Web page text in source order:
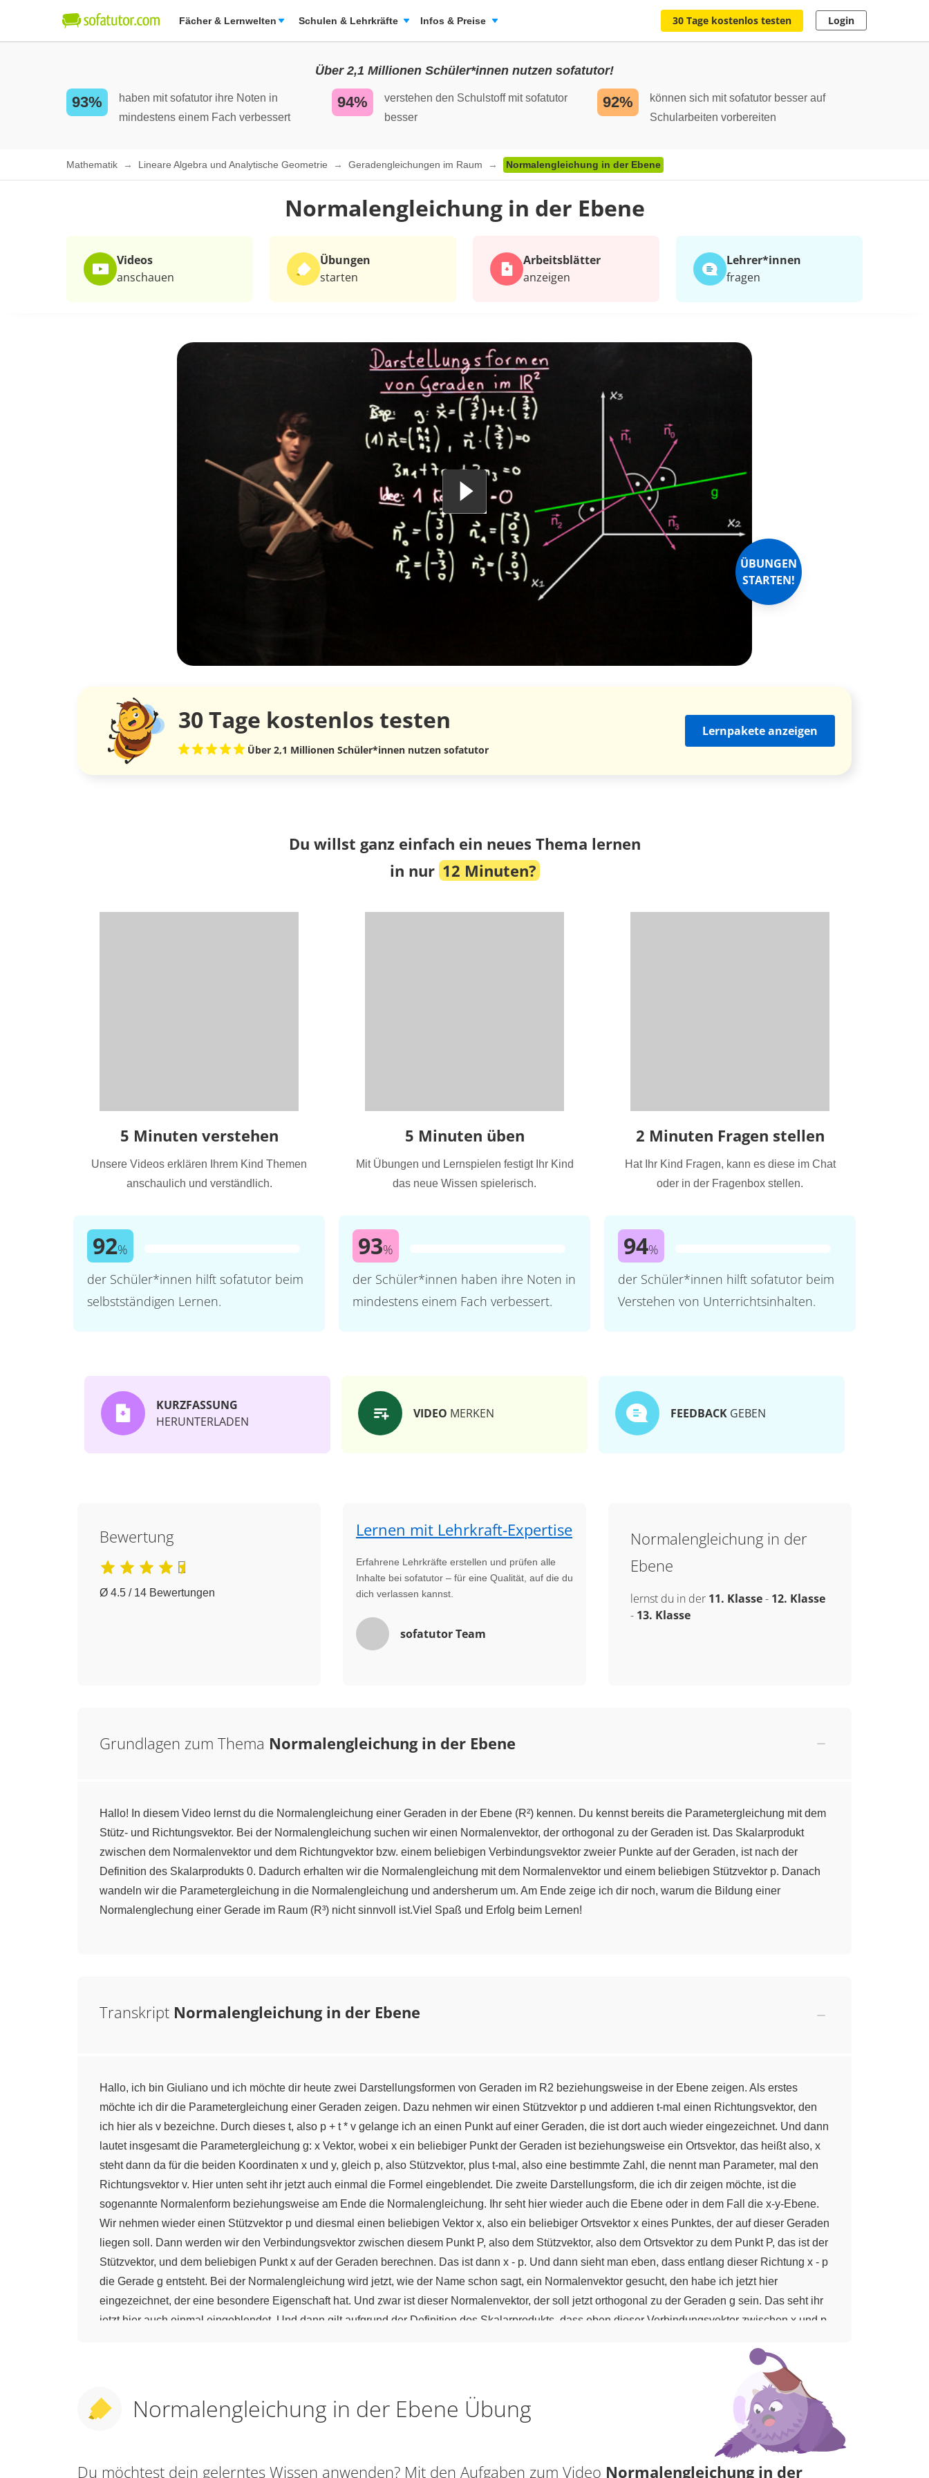
Fächer & Lernwelten Schulen & Lehrkräfte Infos & Preise 30 Tage kostenlos testen Login
Über 2,1 Millionen Schüler*innen nutzen sofatutor!
93%
haben mit sofatutor ihre Noten in
mindestens einem Fach verbessert
94%
verstehen den Schulstoff mit sofatutor
besser
92%
können sich mit sofatutor besser auf
Schularbeiten vorbereiten
Mathematik Lineare Algebra und Analytische Geometrie Geradengleichungen im Raum Normalengleichung in der Ebene
Normalengleichung in der Ebene
Videos
anschauen
Übungen
starten
Arbeits­blätter
anzeigen
Lehrer*​innen
fragen
ÜBUNGEN
STARTEN!
30 Tage kostenlos testen
Über 2,1 Millionen Schüler*innen nutzen sofatutor
Lernpakete anzeigen
Du willst ganz einfach ein neues Thema lernen
in nur 12 Minuten?
5 Minuten verstehen
Unsere Videos erklären Ihrem Kind Themen
anschaulich und verständlich.
92%
der Schüler*innen hilft sofatutor beim
selbstständigen Lernen.
5 Minuten üben
Mit Übungen und Lernspielen festigt Ihr Kind
das neue Wissen spielerisch.
93%
der Schüler*innen haben ihre Noten in
mindestens einem Fach verbessert.
2 Minuten Fragen stellen
Hat Ihr Kind Fragen, kann es diese im Chat
oder in der Fragenbox stellen.
94%
der Schüler*innen hilft sofatutor beim
Verstehen von Unterrichtsinhalten.
KURZFASSUNG
HERUNTERLADEN
VIDEO MERKEN FEEDBACK GEBEN
Bewertung
Ø 4.5 / 14 Bewertungen
Lernen mit Lehrkraft-Expertise
Erfahrene Lehrkräfte erstellen und prüfen alle
Inhalte bei sofatutor – für eine Qualität, auf die du
dich verlassen kannst.
sofatutor Team
Normalengleichung in der
Ebene
lernst du in der 11. Klasse- 12. Klasse
- 13. Klasse
Grundlagen zum Thema Normalengleichung in der Ebene
Hallo! In diesem Video lernst du die Normalengleichung einer Geraden in der Ebene (R²) kennen. Du kennst bereits die Parametergleichung mit dem
Stütz- und Richtungsvektor. Bei der Normalengleichung suchen wir einen Normalenvektor, der orthogonal zu der Geraden ist. Das Skalarprodukt
zwischen dem Normalenvektor und dem Richtungvektor bzw. einem beliebigen Verbindungsvektor zweier Punkte auf der Geraden, ist nach der
Definition des Skalarprodukts 0. Dadurch erhalten wir die Normalengleichung mit dem Normalenvektor und einem beliebigen Stützvektor p. Danach
wandeln wir die Parametergleichung in die Normalengleichung und andersherum um. Am Ende zeige ich dir noch, warum die Bildung einer
Normalenglechung einer Gerade im Raum (R³) nicht sinnvoll ist.Viel Spaß und Erfolg beim Lernen!
Transkript Normalengleichung in der Ebene
Hallo, ich bin Giuliano und ich möchte dir heute zwei Darstellungsformen von Geraden im R2 beziehungsweise in der Ebene zeigen. Als erstes
möchte ich dir die Parametergleichung einer Geraden zeigen. Dazu nehmen wir einen Stützvektor p und addieren t-mal einen Richtungsvektor, den
ich hier als v bezeichne. Durch dieses t, also p + t * v gelange ich an einen Punkt auf einer Geraden, die ist dort auch wieder eingezeichnet. Und dann
lautet insgesamt die Parametergleichung g: x Vektor, wobei x ein beliebiger Punkt der Geraden ist beziehungsweise ein Ortsvektor, das heißt also, x
steht dann da für die beiden Koordinaten x und y, gleich p, also Stützvektor, plus t-mal, also eine bestimmte Zahl, die nennt man Parameter, mal den
Richtungsvektor v. Hier unten seht ihr jetzt auch einmal die Formel eingeblendet. Die zweite Darstellungsform, die ich dir zeigen möchte, ist die
sogenannte Normalenform beziehungsweise am Ende die Normalengleichung. Ihr seht hier wieder auch die Ebene oder in dem Fall die x-y-Ebene.
Wir nehmen wieder einen Stützvektor p und diesmal einen beliebigen Vektor x, also ein beliebiger Ortsvektor x eines Punktes, der auf dieser Geraden
liegen soll. Dann werden wir den Verbindungsvektor zwischen diesem Punkt P, also dem Stützvektor, also dem Ortsvektor zu dem Punkt P, das ist der
Stützvektor, und dem beliebigen Punkt x auf der Geraden berechnen. Das ist dann x - p. Und dann sieht man eben, dass entlang dieser Richtung x - p
die Gerade g entsteht. Bei der Normalengleichung wird jetzt, wie der Name schon sagt, ein Normalenvektor gesucht, den habe ich jetzt hier
eingezeichnet, der eine besondere Eigenschaft hat. Und zwar ist dieser Normalenvektor, der soll jetzt orthogonal zu der Geraden g sein. Das seht ihr
jetzt hier auch einmal eingeblendet. Und dann gilt aufgrund der Definition des Skalarprodukts, dass eben dieser Verbindungsvektor zwischen x und p,
Winkel von 90 Grad aufspannt. Diese beiden Formen sind zwei Darstellungsformen von Geraden in der Ebene. Und das möchte ich jetzt euch einmal
zeigen, wie man von der Parametergleichung in die Normalengleichung kommt. Dazu nehmen wir ein Beispiel. So, das Beispiel ist: Wir haben einen
Punkt A (3|4) und einen Punkt B (0|8). Und wir wollen jetzt eben erstmal eine Parametergleichung aufstellen, das heißt, x gleich, dazu nehmen wir als
Stützvektor den Ortsvektor von A plus t-mal den Verbindungsvektor AB, den wir dann als Richtungsvektor der Geraden benutzen. Das ergibt dann
also: OA ist einfach nur (3|4) + t * AB. 0 – 3 = -3, 8 – 4 = 4. Das ist der erste Schritt, den wir tun. Der zweite Schritt ist folgender: Wir müssen jetzt in der
Normalengleichung, wie ihr das seht, einen Normalenvektor finden, der orthogonal zu dieser Geraden ist. Und dieser orthogonale Vektor n, der besitzt
eben die Eigenschaft, n nenne ich jetzt mit den Koordinaten n
und n , der besitzt die Eigenschaft, dass n mal dem Richtungsvektor (-3|4), das eben
Normalengleichung in der Ebene Übung
Du möchtest dein gelerntes Wissen anwenden? Mit den Aufgaben zum Video Normalengleichung in der